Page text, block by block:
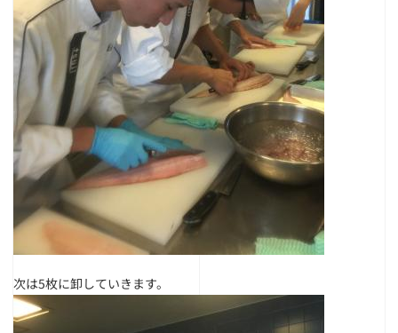
次は5枚に卸していきます。